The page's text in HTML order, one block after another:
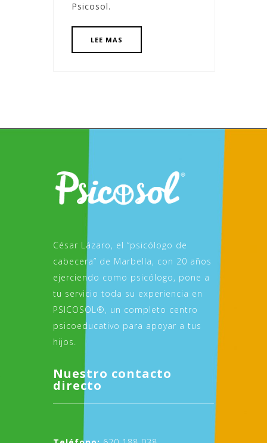
Psicosol.
LEE MAS
César Lázaro, el “psicólogo de
cabecera” de Marbella, con 20 años
ejerciendo como psicólogo, pone a
tu servicio toda su experiencia en
PSICOSOL®, un completo centro
psicoeducativo para apoyar a tus
hijos.
Nuestro contacto
directo